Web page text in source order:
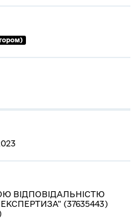
ВІДПОВІДАЛЬНІСТЮ
(37635443)